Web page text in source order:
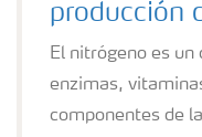
producción
El nitrógeno es
enzimas,
componentes de